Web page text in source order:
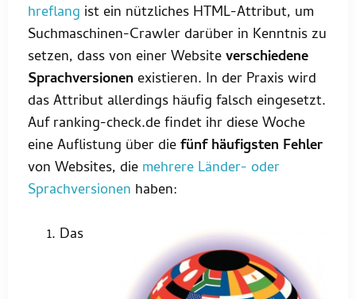
hreflang ist ein nützliches HTML-Attribut, um
Suchmaschinen-Crawler darüber in Kenntnis zu
setzen, dass von einer Websiteverschiedene
Sprachversionen existieren. In der Praxis wird
das Attribut allerdings häufig falsch eingesetzt.
Auf ranking-check.de findet ihr diese Woche
eine Auflistung über diefünf häufigsten Fehler
von Websites, die mehrere Länder- oder
Sprachversionen haben:
Das